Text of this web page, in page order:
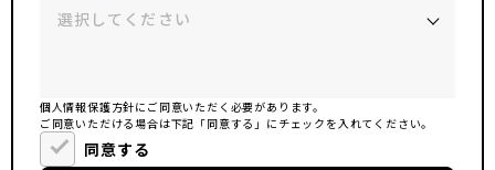
個人情報保護方針にご同意いただく必要があります。
ご同意いただける場合は下記「同意する」にチェックを入れてください。
同意する